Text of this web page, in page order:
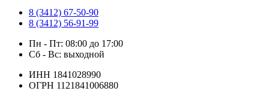
8 (3412) 67-50-90
8 (3412) 56-91-99
Пн - Пт: 08:00 до 17:00
Сб - Вс: выходной
ИНН 1841028990
ОГРН 1121841006880